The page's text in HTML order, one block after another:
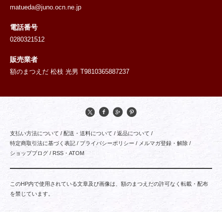
matueda@juno.ocn.ne.jp
電話番号
0280321512
販売業者
額のまつえだ 松枝 光男 T9810365887237
支払い方法について / 配送・送料について / 返品について /
特定商取引法に基づく表記 / プライバシーポリシー / メルマガ登録・解除 /
ショップブログ / RSS ・ ATOM
このHP内で使用されている文章及び画像は、額のまつえだの許可なく転載・配布
を禁じています。